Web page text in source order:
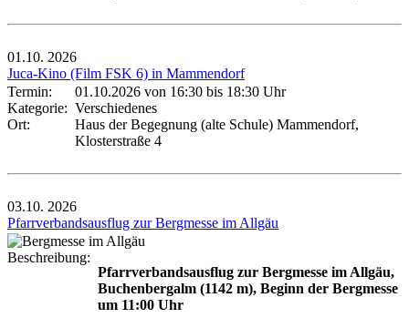
01.10. 2026
Juca-Kino (Film FSK 6) in Mammendorf
Termin:
01.10.2026 von 16:30 bis 18:30 Uhr
Kategorie: Verschiedenes
Ort:
Haus der Begegnung (alte Schule) Mammendorf,
Klosterstraße 4
03.10. 2026
Pfarrverbandsausflug zur Bergmesse im Allgäu
Beschreibung:
Pfarrverbandsausflug zur Bergmesse im Allgäu,
Buchenbergalm (1142 m), Beginn der Bergmesse
um 11:00 Uhr